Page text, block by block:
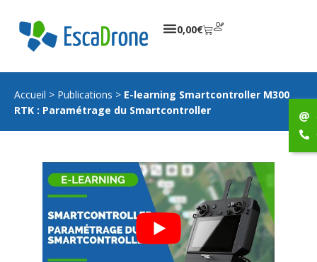
0,00€
Accueil > Publications > E-learning Smartcontroller M300
RTK : Paramétrage du Smartcontroller